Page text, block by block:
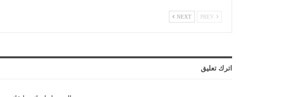
NEXT
اترك تعليق